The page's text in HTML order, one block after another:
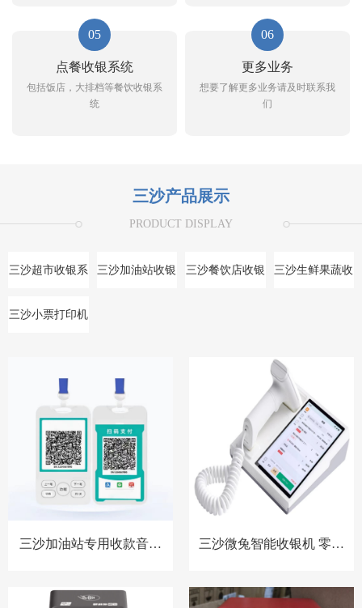
05
点餐收银系统
包括饭店，大排档等餐饮收银系
统
06
更多业务
想要了解更多业务请及时联系我
们
三沙产品展示
PRODUCT DISPLAY
三沙超市收银系
统
三沙加油站收银 三沙餐饮店收银 三沙生鲜果蔬收
三沙小票打印机
三沙加油站专用收款音箱
三沙微兔智能收银机 零售